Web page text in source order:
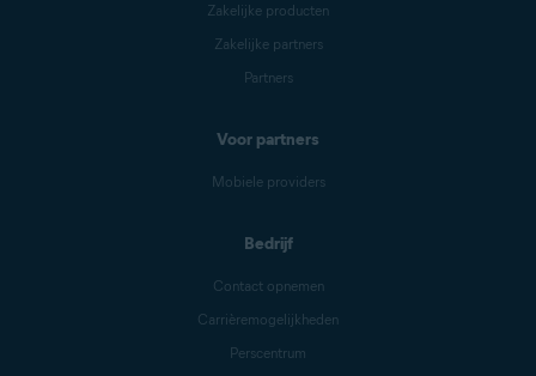
Zakelijke producten
Zakelijke partners
Partners
Voor partners
Mobiele providers
Bedrijf
Contact opnemen
Carrièremogelijkheden
Perscentrum